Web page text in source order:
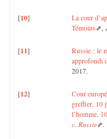
[10]
La cour
Témoins
[11]
Russie : le
approfondi
2017.
[12]
Cour
greffier, 10
l’homme,
c. Russie
.